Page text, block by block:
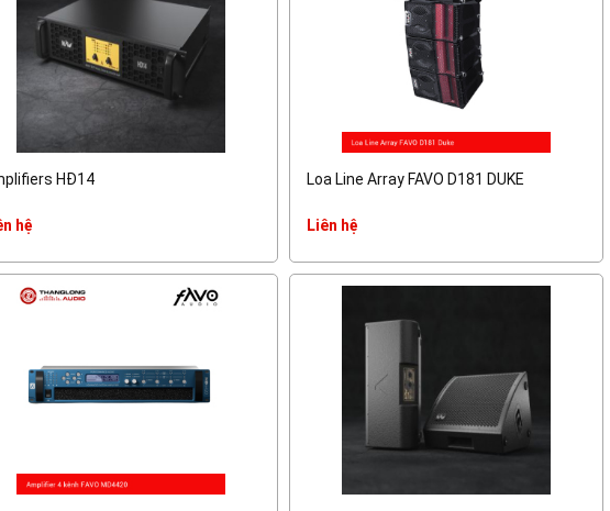
HĐ14
hệ
Loa Line Array FAVO D181 DUKE
Liên hệ